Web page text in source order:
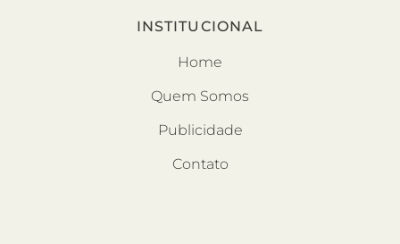
INSTITUCIONAL
Home
Quem Somos
Publicidade
Contato